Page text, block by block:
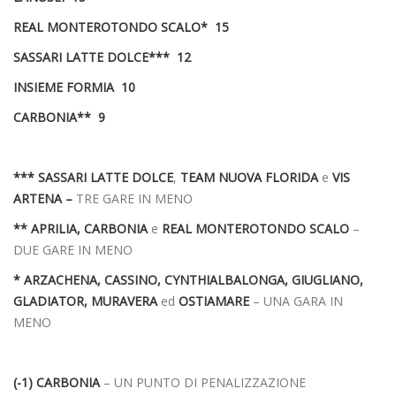
REAL MONTEROTONDO SCALO* 15
SASSARI LATTE DOLCE*** 12
INSIEME FORMIA 10
CARBONIA** 9
*** SASSARI LATTE DOLCE, TEAM NUOVA FLORIDAe VIS
ARTENA – TRE GARE IN MENO
** APRILIA, CARBONIA e REAL MONTEROTONDO SCALO –
DUE GARE IN MENO
* ARZACHENA, CASSINO, CYNTHIALBALONGA, GIUGLIANO,
GLADIATOR, MURAVERA ed OSTIAMARE – UNA GARA IN
MENO
(-1) CARBONIA – UN PUNTO DI PENALIZZAZIONE